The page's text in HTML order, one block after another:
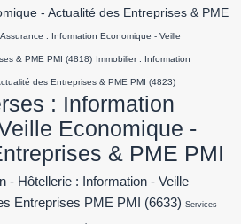
- Actualité des Entreprises & PME
: Information Economique - Veille
& PME PMI (4818) Immobilier : Information
des Entreprises & PME PMI (4823)
: Information
Economique -
& PME PMI
- Hôtellerie : Information - Veille
Entreprises PME PMI
(6633) Services